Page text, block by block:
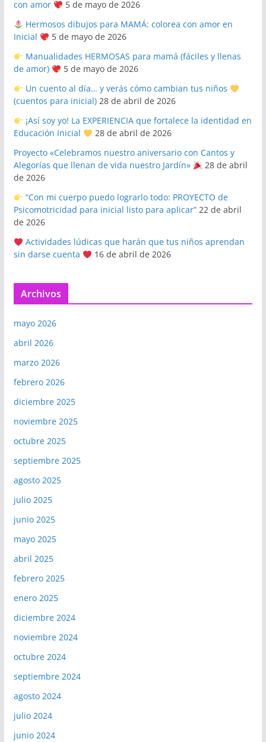
con amor
5 de mayo de 2026
Hermosos dibujos para MAMÁ: colorea con amor en
Inicial
5 de mayo de 2026
Manualidades HERMOSAS para mamá (fáciles y llenas
de amor)
5 de mayo de 2026
Un cuento al día… y verás cómo cambian tus niños
(cuentos para inicial) 28 de abril de 2026
¡Así soy yo! La EXPERIENCIA que fortalece la identidad en
Educación Inicial
28 de abril de 2026
Proyecto «Celebramos nuestro aniversario con Cantos y
Alegorías que llenan de vida nuestro Jardín»
28 de abril
de 2026
“Con mi cuerpo puedo lograrlo todo: PROYECTO de
Psicomotricidad para inicial listo para aplicar” 22 de abril
de 2026
Actividades lúdicas que harán que tus niños aprendan
sin darse cuenta
16 de abril de 2026
Archivos
mayo 2026
abril 2026
marzo 2026
febrero 2026
diciembre 2025
noviembre 2025
octubre 2025
septiembre 2025
agosto 2025
julio 2025
junio 2025
mayo 2025
abril 2025
febrero 2025
enero 2025
diciembre 2024
noviembre 2024
octubre 2024
septiembre 2024
agosto 2024
julio 2024
junio 2024